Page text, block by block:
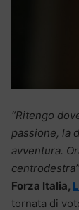
“Ritengo
passione, la
avventura.
Forza Italia,
tornata di